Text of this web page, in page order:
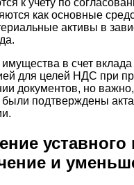
как основные
активы в
в счет вклада
для целей НДС при
документов, но
подтверждены
уставного
и